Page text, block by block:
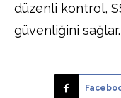
düzenli kontrol,
güvenliğini sağlar.